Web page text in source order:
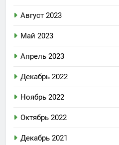
Август 2023
Май 2023
Апрель 2023
Декабрь 2022
Ноябрь 2022
Октябрь 2022
Декабрь 2021